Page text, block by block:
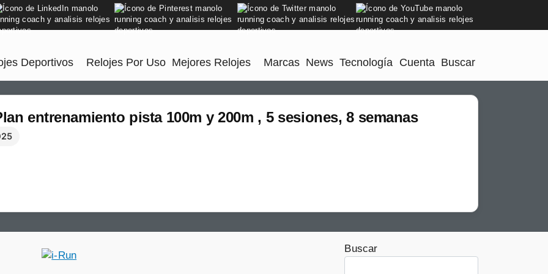
Deportivos Relojes Por Uso Mejores Relojes Marcas News Tecnología Cuenta Buscar
entrenamiento pista 100m y 200m , 5 sesiones, 8 semanas
Buscar